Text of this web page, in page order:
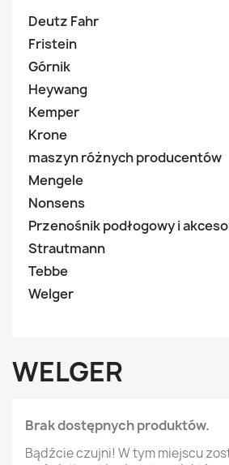
Deutz Fahr
Fristein
Górnik
Heywang
Kemper
Krone
maszyn różnych producentów
Mengele
Nonsens
Przenośnik podłogowy i
Strautmann
Tebbe
Welger
WELGER
Brak dostępnych produktów.
Bądźcie czujni! W tym miejscu